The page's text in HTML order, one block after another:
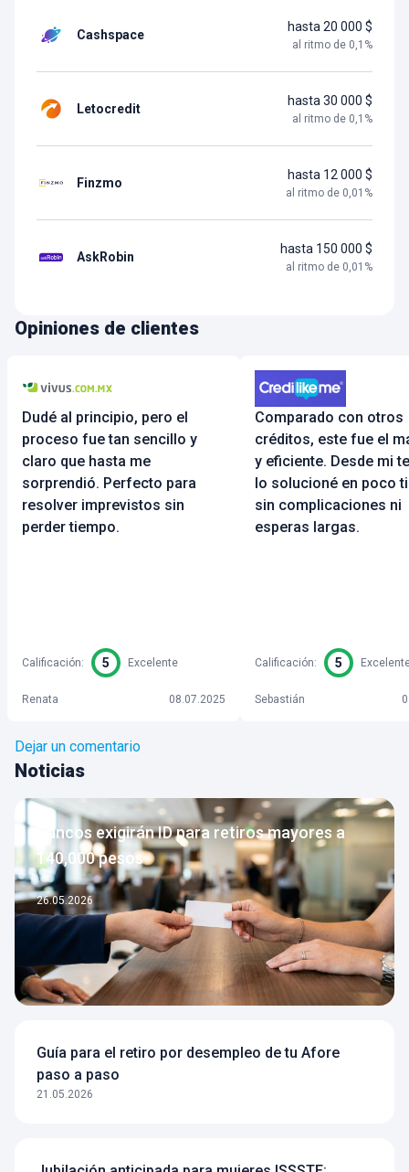
Cashspace
hasta 20 000 $
al ritmo de 0,1 %
Letocredit
hasta 30 000 $
al ritmo de 0,1 %
Finzmo
hasta 12 000 $
al ritmo de 0,01 %
AskRobin
hasta 150 000 $
al ritmo de 0,01 %
Opiniones de clientes
Dudé al principio, pero el
proceso fue tan sencillo y
claro que hasta me
sorprendió. Perfecto para
resolver imprevistos sin
perder tiempo.
Calificación: 5 Excelente
Renata 08.07.2025
Comparado con otros
créditos, este fue el
y eficiente. Desde mi
lo solucioné en poco
sin complicaciones ni
esperas largas.
Calificación: 5
Sebastián
Dejar un comentario
Noticias
Bancos exigirán ID para retiros mayores a
140,000 pesos
26.05.2026
Guía para el retiro por desempleo de tu Afore
paso a paso
21.05.2026